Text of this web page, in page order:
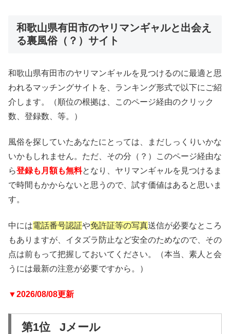
和歌山県有田市のヤリマンギャルと出会え
る裏風俗（？）サイト
和歌山県有田市のヤリマンギャルを見つけるのに最適と思
われるマッチングサイトを、ランキング形式で以下にご紹
介します。（順位の根拠は、このページ経由のクリック
数、登録数、等。）
風俗を探していたあなたにとっては、まだしっくりいかな
いかもしれません。ただ、その分（？）このページ経由な
ら登録も月額も無料となり、ヤリマンギャルを見つけるま
で時間もかからないと思うので、試す価値はあると思いま
す。
中には電話番号認証や免許証等の写真送信が必要なところ
もありますが、イタズラ防止など安全のためなので、その
点は前もって把握しておいてください。（本当、素人と会
うには最新の注意が必要ですから。）
▼2026/08/08更新
第1位 Jメール